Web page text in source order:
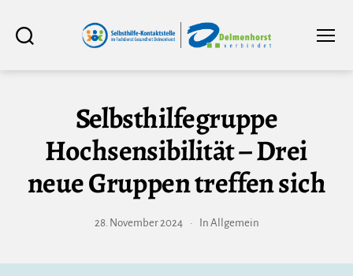
im
Selbsthilfegruppe
Hochsensibilität – Drei
neue Gruppen treffen sich
28. November 2024 In Allgemein